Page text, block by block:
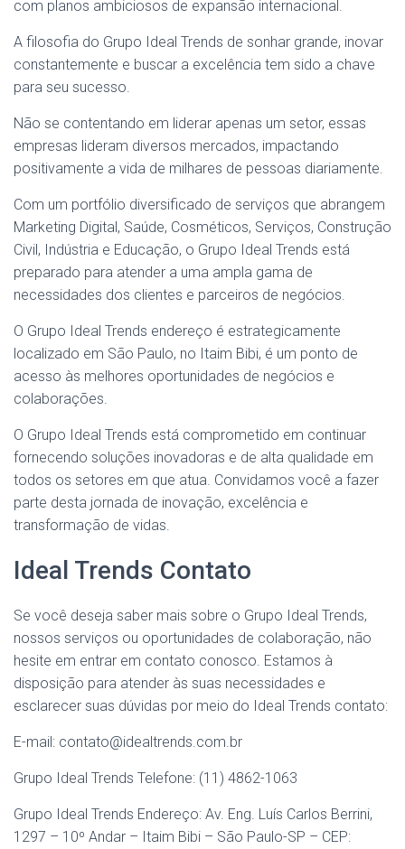
com planos ambiciosos de expansão internacional.
A filosofia do Grupo Ideal Trends de sonhar grande, inovar
constantemente e buscar a excelência tem sido a chave
para seu sucesso.
Não se contentando em liderar apenas um setor, essas
empresas lideram diversos mercados, impactando
positivamente a vida de milhares de pessoas diariamente.
Com um portfólio diversificado de serviços que abrangem
Marketing Digital, Saúde, Cosméticos, Serviços, Construção
Civil, Indústria e Educação, o Grupo Ideal Trends está
preparado para atender a uma ampla gama de
necessidades dos clientes e parceiros de negócios.
O Grupo Ideal Trends endereço é estrategicamente
localizado em São Paulo, no Itaim Bibi, é um ponto de
acesso às melhores oportunidades de negócios e
colaborações.
O Grupo Ideal Trends está comprometido em continuar
fornecendo soluções inovadoras e de alta qualidade em
todos os setores em que atua. Convidamos você a fazer
parte desta jornada de inovação, excelência e
transformação de vidas.
Ideal Trends Contato
Se você deseja saber mais sobre o Grupo Ideal Trends,
nossos serviços ou oportunidades de colaboração, não
hesite em entrar em contato conosco. Estamos à
disposição para atender às suas necessidades e
esclarecer suas dúvidas por meio do Ideal Trends contato:
E-mail: contato@idealtrends.com.br
Grupo Ideal Trends Telefone: (11) 4862-1063
Grupo Ideal Trends Endereço: Av. Eng. Luís Carlos Berrini,
1297 – 10º Andar – Itaim Bibi – São Paulo-SP – CEP: